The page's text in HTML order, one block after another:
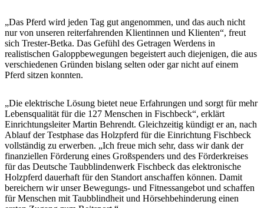
„Das Pferd wird jeden Tag gut angenommen, und das auch nicht
nur von unseren reiterfahrenden Klientinnen und Klienten“, freut
sich Trester-Betka. Das Gefühl des Getragen Werdens in
realistischen Galoppbewegungen begeistert auch diejenigen, die aus
verschiedenen Gründen bislang selten oder gar nicht auf einem
Pferd sitzen konnten.
„Die elektrische Lösung bietet neue Erfahrungen und sorgt für mehr
Lebensqualität für die 127 Menschen in Fischbeck“, erklärt
Einrichtungsleiter Martin Behrendt. Gleichzeitig kündigt er an, nach
Ablauf der Testphase das Holzpferd für die Einrichtung Fischbeck
vollständig zu erwerben. „Ich freue mich sehr, dass wir dank der
finanziellen Förderung eines Großspenders und des Förderkreises
für das Deutsche Taubblindenwerk Fischbeck das elektronische
Holzpferd dauerhaft für den Standort anschaffen können. Damit
bereichern wir unser Bewegungs- und Fitnessangebot und schaffen
für Menschen mit Taubblindheit und Hörsehbehinderung einen